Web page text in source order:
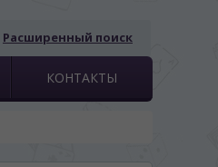
Расширенный поиск
КОНТАКТЫ